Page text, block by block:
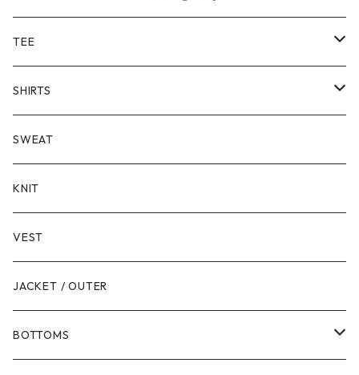
TEE
SHORT SLEEVE
LONG SLEEVE
SHIRTS
SHORT SLEEVE
LONG SLEEVE
SWEAT
KNIT
VEST
JACKET / OUTER
BOTTOMS